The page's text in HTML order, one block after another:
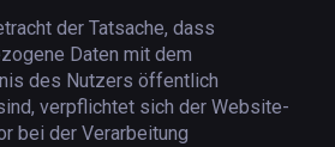
der Tatsache, dass
Daten mit dem
des Nutzers öffentlich
verpflichtet sich der Website-
bei der Verarbeitung